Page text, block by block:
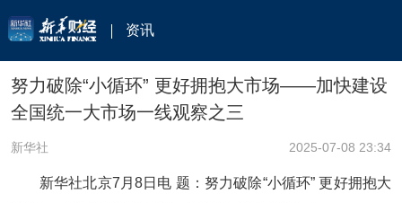
资讯
努力破除“小循环” 更好拥抱大市场——加快建设
全国统一大市场一线观察之三
新华社 2025-07-08 23:34
新华社北京7月8日电 题：努力破除“小循环” 更好拥抱大